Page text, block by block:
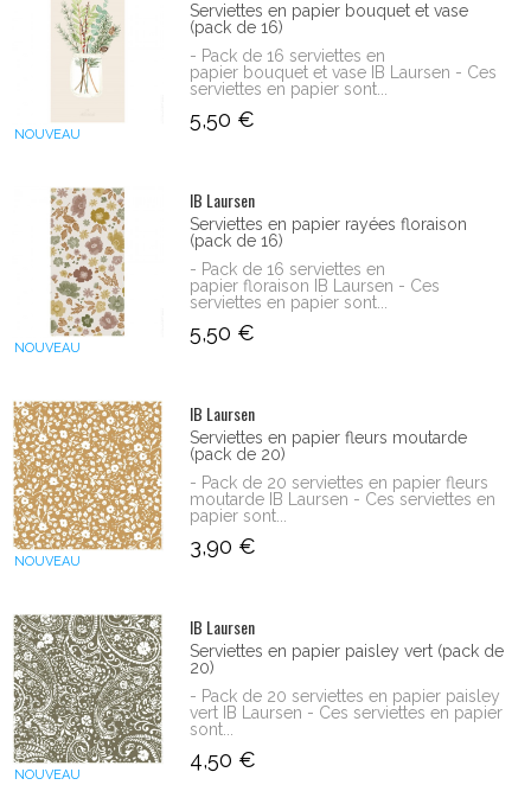
NOUVEAU
Serviettes en papier bouquet et vase
(pack de 16)
- Pack de 16 serviettes en
papier bouquet et vase IB Laursen - Ces
serviettes en papier sont...
5,50 €
NOUVEAU
IB Laursen
Serviettes en papier rayées floraison
(pack de 16)
- Pack de 16 serviettes en
papier floraison IB Laursen - Ces
serviettes en papier sont...
5,50 €
NOUVEAU
IB Laursen
Serviettes en papier fleurs moutarde
(pack de 20)
- Pack de 20 serviettes en papier fleurs
moutarde IB Laursen - Ces serviettes en
papier sont...
3,90 €
NOUVEAU
IB Laursen
Serviettes en papier paisley vert (pack de
20)
- Pack de 20 serviettes en papier paisley
vert IB Laursen - Ces serviettes en papier
sont...
4,50 €